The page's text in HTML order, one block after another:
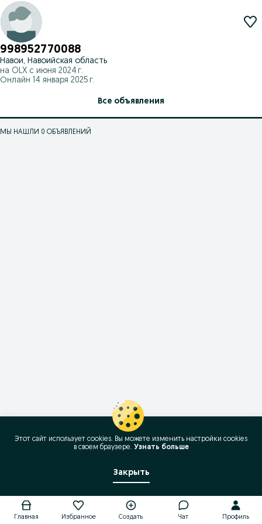
998952770088
Навои, Навоийская область
на OLX с июня 2024 г.
Онлайн 14 января 2025 г.
Все объявления
МЫ НАШЛИ 0 ОБЪЯВЛЕНИЙ
Главная Избранное Создать Чат Профиль
Этот сайт использует cookies. Вы можете изменить настройки cookies
в своeм браузере. Узнать больше
Закрыть